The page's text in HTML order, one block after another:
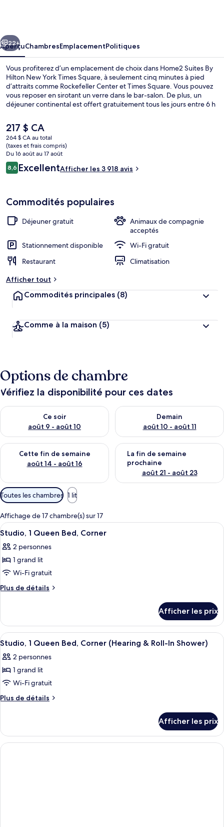
Hilton
New
York
Times
Square
Suivant
22+
AperçuChambresEmplacementPolitiques
Vous profiterez d’un emplacement de choix dans Home2 Suites By
Hilton New York Times Square, à seulement cinq minutes à pied
d’attraits comme Rockefeller Center et Times Square. Vous pouvez
vous reposer en sirotant un verre dans le bar-salon. De plus, un
déjeuner continental est offert gratuitement tous les jours entre 6 h
Patrick se trouvent à tout juste 10 minutes de marche. Les autres
voyageurs apprécient vraiment le personnel serviable et
l’emplacement central. L’hébergement se situe à quelques minutes
de marche du transport en commun : Station de métro 49th Street
est à quelques pas et Station de métro 47th–50th Streets –
Rockefeller Center se trouve à 3 minutes.
Le
prix
actuel
est
de 217 $ CA
217 $ CA
264 $ CA au total
(taxes et frais compris)
Du 16 août au 17 août
Avis
8,68,6 sur 10 –
ExcellentAfficher les 3 918 avis
Commodités populaires
Déjeuner gratuit
Animaux de compagnie
acceptés
Stationnement disponible
Wi-Fi gratuit
Restaurant
Climatisation
Afficher tout
Commodités principales (8)
Comme à la maison (5)
Options de chambre
Vérifiez la disponibilité pour ces dates
Ce soir
août 9 - août 10
Vérifier la disponibilité pour ce soir août 9 - août 10
Demain
août 10 - août 11
Vérifier la disponibilité pour
Cette fin de semaine
août 14 - août 16
Vérifier la disponibilité pour cette fin de semaine août 14 -
La fin de semaine
prochaine
août 21 - août 23
Vérifier la disponibilité pour
Filtres
disponibles
pour
les
chambres
Toutes les chambres 1 lit
Affichage de 17 chambre(s) sur 17
Afficher
toutes
les
photos
pour
ce
chambre :
Studio,
1
Queen
Bed,
Corner
Une chambre d’hôtel équipée d’un
4
Studio, 1 Queen Bed, Corner
2 personnes
1 grand lit
Wi-Fi gratuit
Plus de détails
Plus
Studio,
Queen
Corner
Afficher les prix
Afficher
toutes
les
photos
pour
ce
chambre :
Studio,
1
Une chambre d’hôtel avec un
4
Studio, 1 Queen Bed, Corner (Hearing & Roll-In Shower)
2 personnes
1 grand lit
Wi-Fi gratuit
Plus de détails
Plus
Studio,
Queen
Afficher les prix